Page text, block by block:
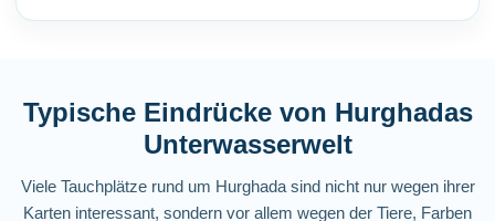
Typische Eindrücke von Hurghadas
Unterwasserwelt
Viele Tauchplätze rund um Hurghada sind nicht nur wegen ihrer
Karten interessant, sondern vor allem wegen der Tiere, Farben